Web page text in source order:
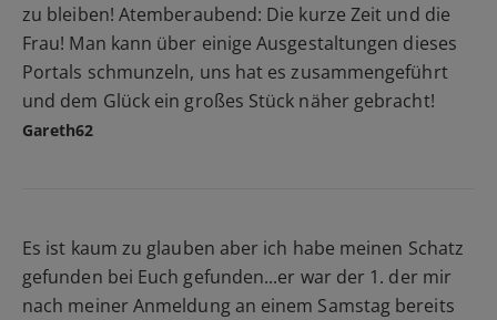
zu bleiben! Atemberaubend: Die kurze Zeit und die
Frau! Man kann über einige Ausgestaltungen dieses
Portals schmunzeln, uns hat es zusammengeführt
und dem Glück ein großes Stück näher gebracht!
Gareth62
Es ist kaum zu glauben aber ich habe meinen Schatz
gefunden bei Euch gefunden...er war der 1. der mir
nach meiner Anmeldung an einem Samstag bereits